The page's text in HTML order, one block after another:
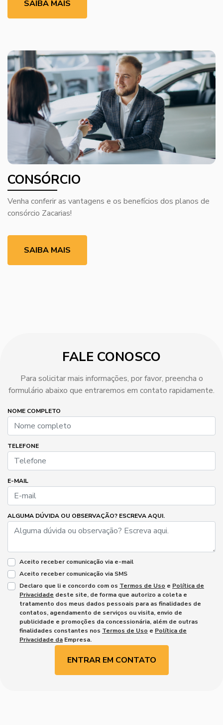
SAIBA MAIS
CONSÓRCIO
Venha conferir as vantagens e os benefícios dos planos de
consórcio Zacarias!
SAIBA MAIS
FALE CONOSCO
Para solicitar mais informações, por favor, preencha o
formulário abaixo que entraremos em contato rapidamente.
NOME COMPLETO
TELEFONE
E-MAIL
ALGUMA DÚVIDA OU OBSERVAÇÃO? ESCREVA AQUI.
Aceito receber comunicação via e-mail
Aceito receber comunicação via SMS
Declaro que li e concordo com os Termos de Uso e Política de
Privacidade deste site, de forma que autorizo a coleta e
tratamento dos meus dados pessoais para as finalidades de
contatos, agendamento de serviços ou visita, envio de
publicidade e promoções da concessionária, além de outras
finalidades constantes nos Termos de Uso e Política de
Privacidade da Empresa.
ENTRAR EM CONTATO